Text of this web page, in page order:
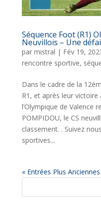
Séquence Foot (R1)
Neuvillois – Une
par mistral | Fév 19,
rencontre sportive,
Dans le cadre de la
R1, et après leur
l’Olympique de Valence
POMPIDOU, le CS
classement. . Suivez
sportives...
« Entrées Plus Anciennes